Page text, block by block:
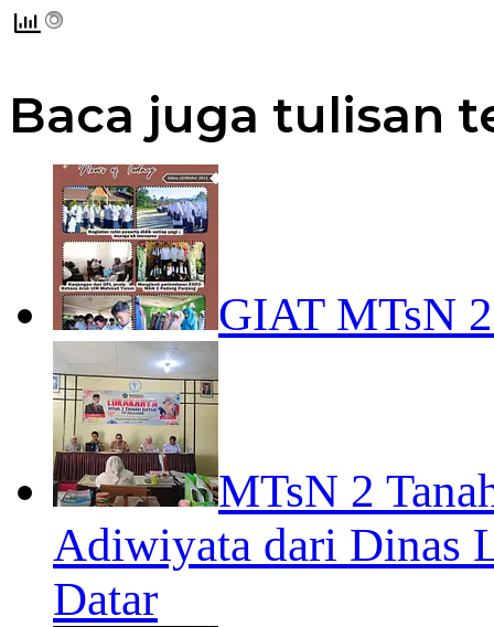
Baca juga tulisan
GIAT MTsN
MTsN 2
Adiwiyata dari Dinas
Datar